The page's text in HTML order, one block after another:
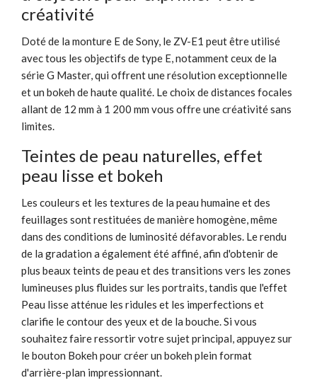
créativité
Doté de la monture E de Sony, le ZV-E1 peut être utilisé
avec tous les objectifs de type E, notamment ceux de la
série G Master, qui offrent une résolution exceptionnelle
et un bokeh de haute qualité. Le choix de distances focales
allant de 12 mm à 1 200 mm vous offre une créativité sans
limites.
Teintes de peau naturelles, effet
peau lisse et bokeh
Les couleurs et les textures de la peau humaine et des
feuillages sont restituées de manière homogène, même
dans des conditions de luminosité défavorables. Le rendu
de la gradation a également été affiné, afin d'obtenir de
plus beaux teints de peau et des transitions vers les zones
lumineuses plus fluides sur les portraits, tandis que l'effet
Peau lisse atténue les ridules et les imperfections et
clarifie le contour des yeux et de la bouche. Si vous
souhaitez faire ressortir votre sujet principal, appuyez sur
le bouton Bokeh pour créer un bokeh plein format
d'arrière-plan impressionnant.